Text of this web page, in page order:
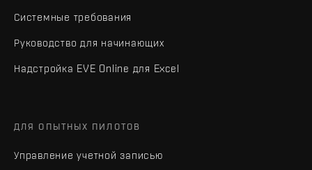
Системные требования
Руководство для начинающих
Надстройка EVE Online для Excel
ДЛЯ ОПЫТНЫХ ПИЛОТОВ
Управление учетной записью